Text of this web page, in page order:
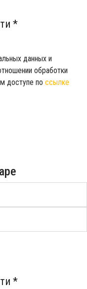
*
данных и
обработки
доступе по ссылке
*